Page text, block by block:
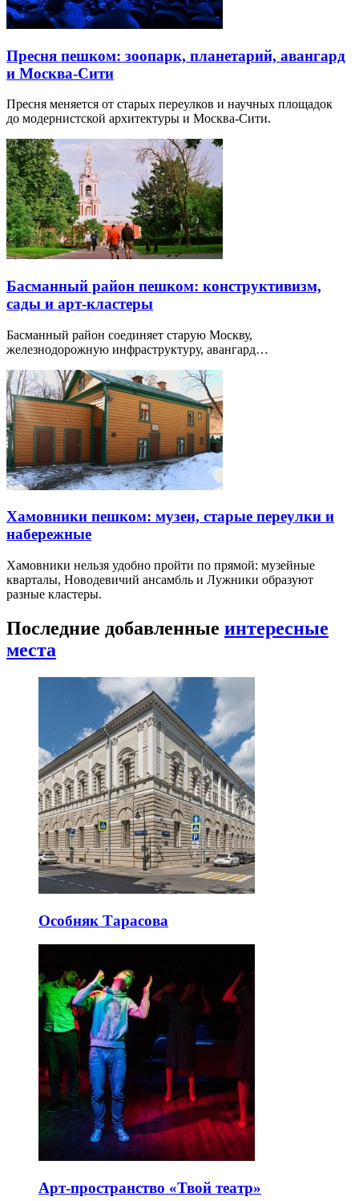
Пресня пешком: зоопарк, планетарий, авангард
и Москва-Сити
Пресня меняется от старых переулков и научных площадок
до модернистской архитектуры и Москва-Сити.
Басманный район пешком: конструктивизм,
сады и арт-кластеры
Басманный район соединяет старую Москву,
железнодорожную инфраструктуру, авангард…
Хамовники пешком: музеи, старые переулки и
набережные
Хамовники нельзя удобно пройти по прямой: музейные
кварталы, Новодевичий ансамбль и Лужники образуют
разные кластеры.
Последние добавленные интересные
места
Особняк Тарасова
Арт-пространство «Твой театр»